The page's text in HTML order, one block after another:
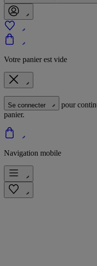
Votre panier est vide
Se connecter
pour
panier.
Navigation mobile